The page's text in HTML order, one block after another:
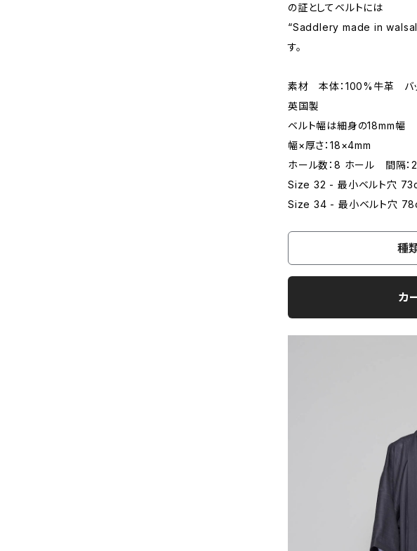
の証としてベルトには
“Saddlery made in
す。
素材 本体：100%牛革 バッ
英国製
ベルト幅は細身の18mm幅
幅×厚さ：18×4mm
ホール数：8 ホール 間隔：
Size 32 - 最小ベルト穴
Size 34 - 最小ベルト穴
種
カ